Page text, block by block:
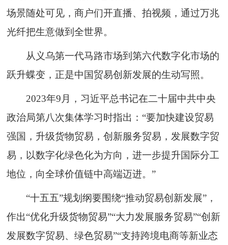
场景随处可见，商户们开直播、拍视频，通过万兆
光纤把生意做到全世界。
从义乌第一代马路市场到第六代数字化市场的
跃升蝶变，正是中国贸易创新发展的生动写照。
2023年9月，习近平总书记在二十届中共中央
政治局第八次集体学习时指出：“要加快建设贸易
强国，升级货物贸易，创新服务贸易，发展数字贸
易，以数字化绿色化为方向，进一步提升国际分工
地位，向全球价值链中高端迈进。”
“十五五”规划纲要围绕“推动贸易创新发展”，
作出“优化升级货物贸易”“大力发展服务贸易”“创新
发展数字贸易、绿色贸易”“支持跨境电商等新业态